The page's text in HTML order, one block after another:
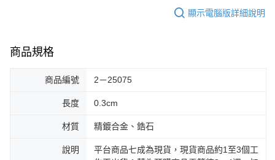
顯示電腦版詳細說明
商品規格
商品編號 2－25075
長度 0.3cm
材質 精鍍合金、鋯石
說明
平台商品七成為現貨，現貨商品約1至3個工